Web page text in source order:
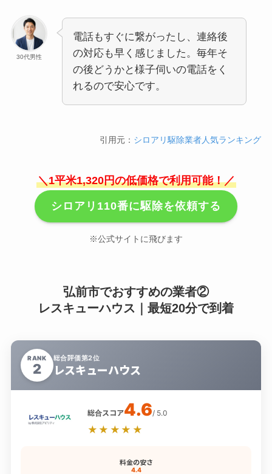
30代男性
電話もすぐに繋がったし、連絡後
の対応も早く感じました。毎年そ
の後どうかと様子伺いの電話をく
れるので安心です。
引用元： シロアリ駆除業者人気ランキング
＼1平米1,320円の低価格で利用可能！／
シロアリ110番に駆除を依頼する
※公式サイトに飛びます
弘前市でおすすめの業者②
レスキューハウス｜最短20分で到着
RANK
2
総合評価第2位
レスキューハウス
総合スコア4.6/ 5.0
★★★★★
料金の安さ
4.4